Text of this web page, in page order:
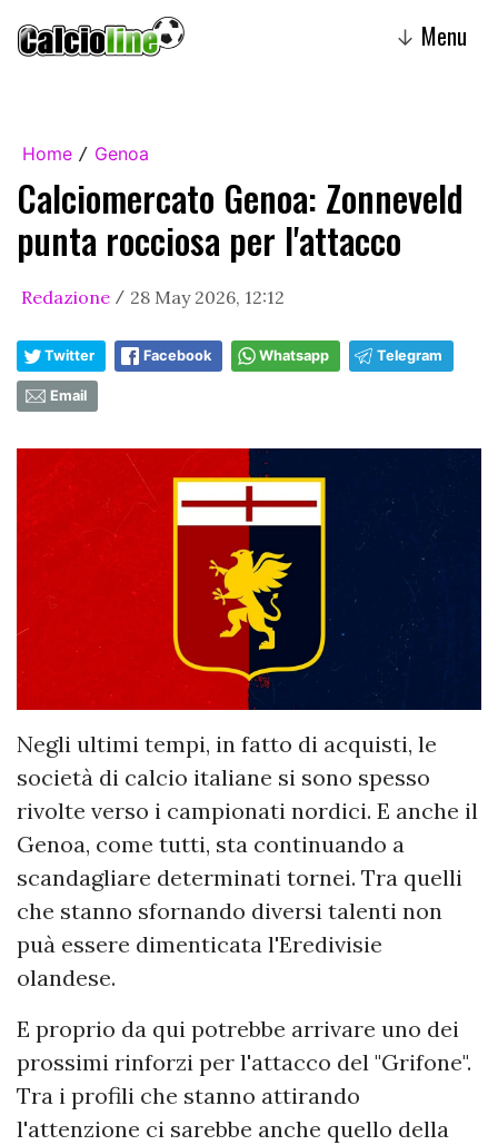
↓ Menu
Home / Genoa
Calciomercato Genoa: Zonneveld
punta rocciosa per l'attacco
Redazione / 28 May 2026, 12:12
Twitter Facebook Whatsapp Telegram
Email
Negli ultimi tempi, in fatto di acquisti, le
società di calcio italiane si sono spesso
rivolte verso i campionati nordici. E anche il
Genoa, come tutti, sta continuando a
scandagliare determinati tornei. Tra quelli
che stanno sfornando diversi talenti non
puà essere dimenticata l'Eredivisie
olandese.
E proprio da qui potrebbe arrivare uno dei
prossimi rinforzi per l'attacco del "Grifone".
Tra i profili che stanno attirando
l'attenzione ci sarebbe anche quello della